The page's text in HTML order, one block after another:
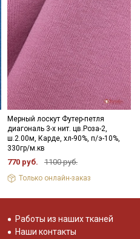
Мерный лоскут Футер-петля
диагональ 3-х нит. цв.Роза-2,
ш.2.00м, Карде, хл-90%, п/э-10%,
330гр/м.кв
770 руб. 1100 руб.
Только онлайн-заказ
Работы из наших тканей
Наши контакты